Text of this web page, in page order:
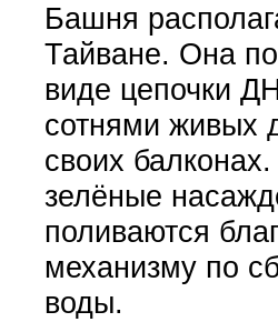
Башня
Тайване. Она
виде цепочки
сотнями живых
своих
зелёные
поливаются
механизму по
воды.